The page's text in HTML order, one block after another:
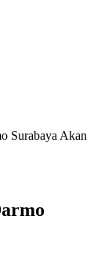
Surabaya Akan